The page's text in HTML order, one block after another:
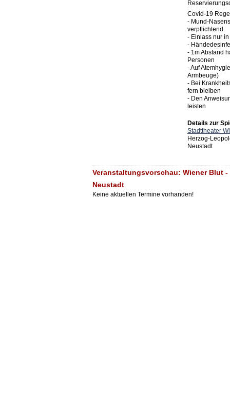
Covid-19
- Mund-
verpflichtend
- Einlass nur
-
- 1m Abstand
Personen
- Auf
Armbeuge)
- Bei
fern bleiben
- Den
leisten
Details zur
Stadttheater
Herzog-
Neustadt
Veranstaltungsvorschau: Wiener Blut -
Neustadt
Keine aktuellen Termine vorhanden!